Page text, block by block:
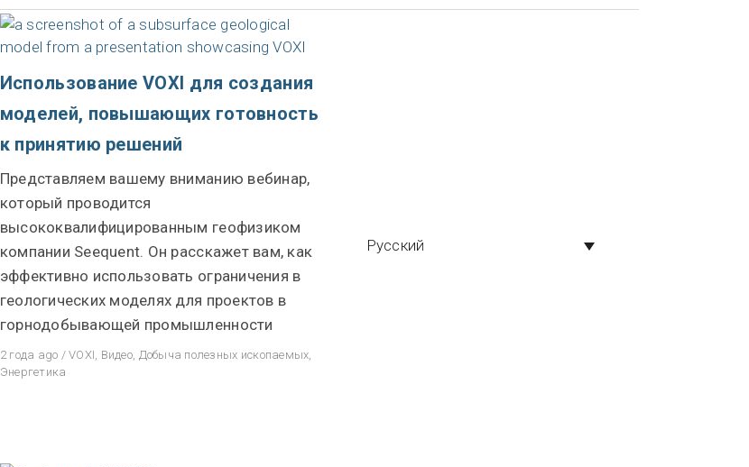
Геологические решения Seequent
Отдел новостей
Community Forum
Использование VOXI для создания
моделей, повышающих готовность
к принятию решений
Представляем вашему вниманию вебинар,
который проводится
высококвалифицированным геофизиком
компании Seequent. Он расскажет вам, как
эффективно использовать ограничения в
геологических моделях для проектов в
горнодобывающей промышленности
2 года ago /VOXI, Видео, Добыча полезных ископаемых,
Энергетика
Русский